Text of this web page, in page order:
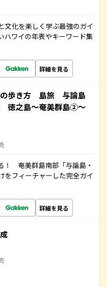
文化を楽しく学ぶ最強のガイ
ハワイの年表やキーワード集
詳細を見る
歩き方 島旅 与論島
徳之島～奄美群島②～
！ 奄美群島南部「与論島・
をフィーチャーした完全ガイ
詳細を見る